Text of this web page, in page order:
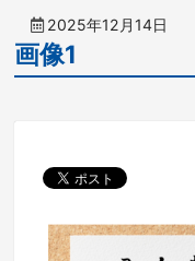
2025年12月14日
画像1